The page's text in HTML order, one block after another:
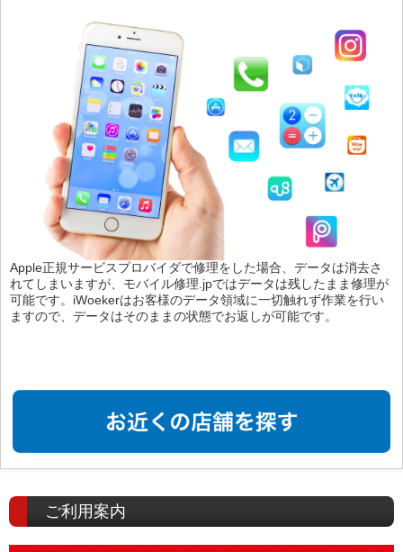
Apple正規サービスプロバイダで修理をした場合、データは消去さ
れてしまいますが、モバイル修理.jpではデータは残したまま修理が
可能です。iWoekerはお客様のデータ領域に一切触れず作業を行い
ますので、データはそのままの状態でお返しが可能です。
ご利用案内